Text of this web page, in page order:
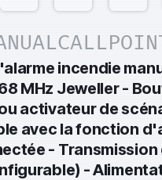
incendie
MHz Jeweller -
activateur de
avec la fonction
- Transmission
-